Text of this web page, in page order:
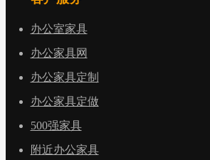
办公室家具
办公家具网
办公家具定制
办公家具定做
500强家具
附近办公家具